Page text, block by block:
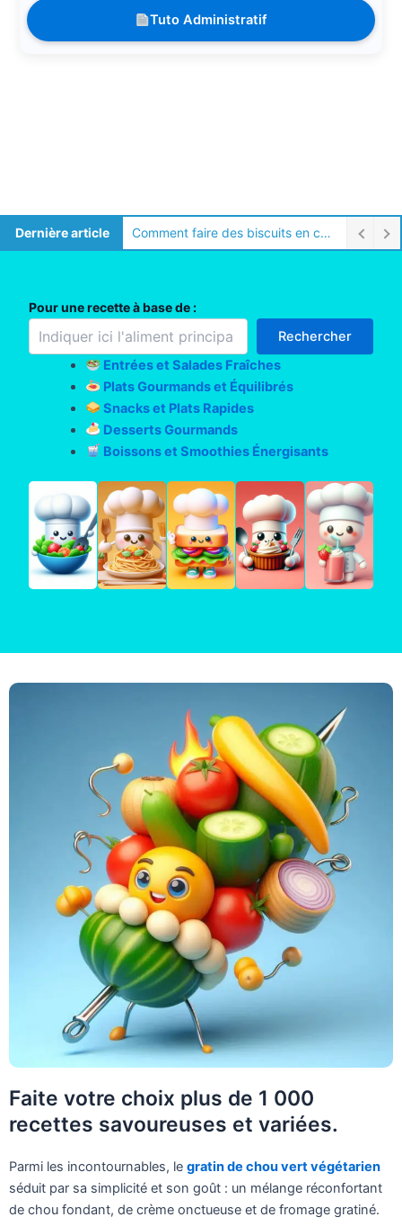
Tuto Administratif
Dernière article Comment faire des biscuits en camping
Pour une recette à base de :
Rechercher
Entrées et Salades Fraîches
Plats Gourmands et Équilibrés
Snacks et Plats Rapides
Desserts Gourmands
Boissons et Smoothies Énergisants
Faite votre choix plus de 1 000
recettes savoureuses et variées.
Parmi les incontournables, le gratin de chou vert végétarien
séduit par sa simplicité et son goût : un mélange réconfortant
de chou fondant, de crème onctueuse et de fromage gratiné.